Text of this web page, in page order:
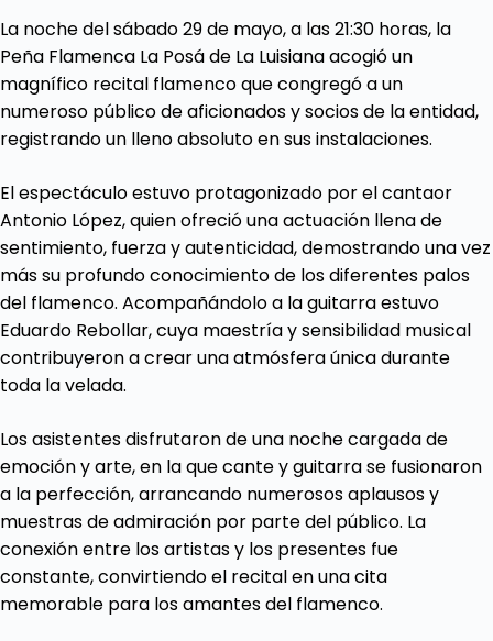
La noche del sábado 29 de mayo, a las 21:30 horas, la
Peña Flamenca La Posá de La Luisiana acogió un
magnífico recital flamenco que congregó a un
numeroso público de aficionados y socios de la entidad,
registrando un lleno absoluto en sus instalaciones.
El espectáculo estuvo protagonizado por el cantaor
Antonio López, quien ofreció una actuación llena de
sentimiento, fuerza y autenticidad, demostrando una vez
más su profundo conocimiento de los diferentes palos
del flamenco. Acompañándolo a la guitarra estuvo
Eduardo Rebollar, cuya maestría y sensibilidad musical
contribuyeron a crear una atmósfera única durante
toda la velada.
Los asistentes disfrutaron de una noche cargada de
emoción y arte, en la que cante y guitarra se fusionaron
a la perfección, arrancando numerosos aplausos y
muestras de admiración por parte del público. La
conexión entre los artistas y los presentes fue
constante, convirtiendo el recital en una cita
memorable para los amantes del flamenco.